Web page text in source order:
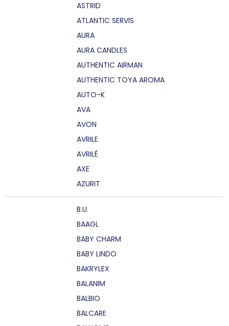
ASTRID
ATLANTIC SERVIS
AURA
AURA CANDLES
AUTHENTIC AIRMAN
AUTHENTIC TOYA AROMA
AUTO-K
AVA
AVON
AVRILE
AVRILÉ
AXE
AZURIT
B.U.
BAAGL
BABY CHARM
BABY LINDO
BAKRYLEX
BALANIM
BALBIO
BALCARE